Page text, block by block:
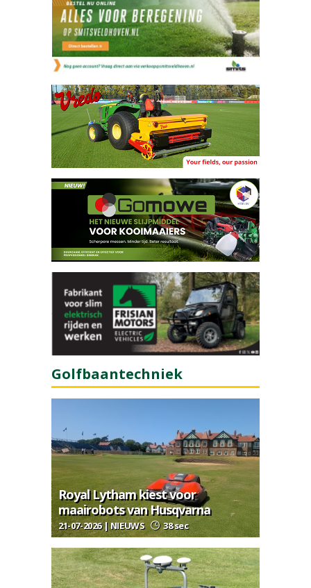
Golfbaantechniek
Royal Lytham kiest voor
maairobots van Husqvarna
21-07-2026 | NIEUWS 38 sec